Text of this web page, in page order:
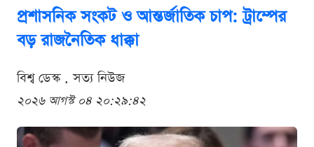
প্রশাসনিক সংকট ও আন্তর্জাতিক চাপ: ট্রাম্পের
বড় রাজনৈতিক ধাক্কা
বিশ্ব ডেস্ক . সত্য নিউজ
২০২৬ আগস্ট ০৪ ২০:২৯:৪২